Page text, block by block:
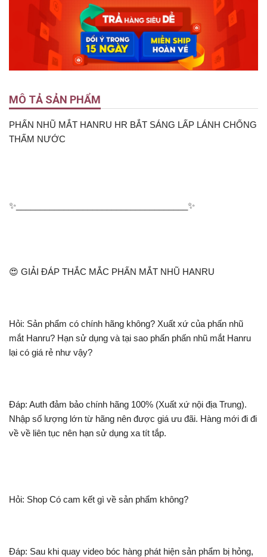
MÔ TẢ SẢN PHẨM
PHẤN NHŨ MẮT HANRU HR BẮT SÁNG LẤP LÁNH CHỐNG
THẤM NƯỚC
✨____________________________________✨
😍 GIẢI ĐÁP THẮC MẮC PHẤN MẮT NHŨ HANRU
Hỏi: Sản phẩm có chính hãng không? Xuất xứ của phấn nhũ
mắt Hanru? Hạn sử dụng và tại sao phấn phấn nhũ mắt Hanru
lại có giá rẻ như vậy?
Đáp: Auth đảm bảo chính hãng 100% (Xuất xứ nội địa Trung).
Nhập số lượng lớn từ hãng nên được giá ưu đãi. Hàng mới đi đi
về về liên tục nên hạn sử dụng xa tít tắp.
Hỏi: Shop Có cam kết gì về sản phẩm không?
Đáp: Sau khi quay video bóc hàng phát hiện sản phẩm bị hỏng,